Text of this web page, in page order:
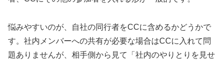
悩みやすいのが、自社の同行者をCCに含めるかどうかで
す。社内メンバーへの共有が必要な場合はCCに入れて問
題ありませんが、相手側から見て「社内のやりとりを見せ